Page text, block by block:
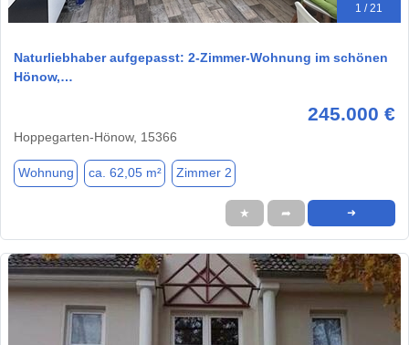
1 / 21
Naturliebhaber aufgepasst: 2-Zimmer-Wohnung im schönen
Hönow,…
245.000 €
Hoppegarten-Hönow, 15366
Wohnung ca. 62,05 m² Zimmer 2
★ ➦ ➜